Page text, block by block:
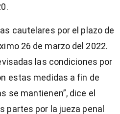
cautelares por el plazo de
26 de marzo del 2022.
las condiciones por
estas medidas a fin de
se mantienen”, dice el
partes por la jueza penal